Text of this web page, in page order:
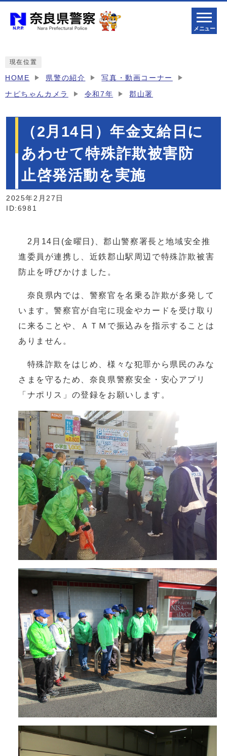
メニュー
現在位置
HOME 県警の紹介 写真・動画コーナー
ナピちゃんカメラ 令和7年 郡山署
（2月14日）年金支給日に
あわせて特殊詐欺被害防
止啓発活動を実施
2025年2月27日
ID:6981
2月14日(金曜日)、郡山警察署長と地域安全推
進委員が連携し、近鉄郡山駅周辺で特殊詐欺被害
防止を呼びかけました。
奈良県内では、警察官を名乗る詐欺が多発して
います。警察官が自宅に現金やカードを受け取り
に来ることや、ＡＴＭで振込みを指示することは
ありません。
特殊詐欺をはじめ、様々な犯罪から県民のみな
さまを守るため、奈良県警察安全・安心アプリ
「ナポリス」の登録をお願いします。